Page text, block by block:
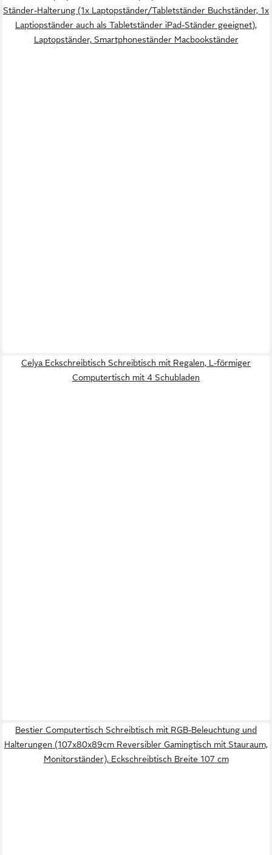
Ständer-Halterung (1x Laptopständer/Tabletständer Buchständer, 1x
Laptiopständer auch als Tabletständer iPad-Ständer geeignet),
Laptopständer, Smartphoneständer Macbookständer
Celya Eckschreibtisch Schreibtisch mit Regalen, L-förmiger
Computertisch mit 4 Schubladen
Bestier Computertisch Schreibtisch mit RGB-Beleuchtung und
Halterungen (107x80x89cm Reversibler Gamingtisch mit Stauraum,
Monitorständer), Eckschreibtisch Breite 107 cm